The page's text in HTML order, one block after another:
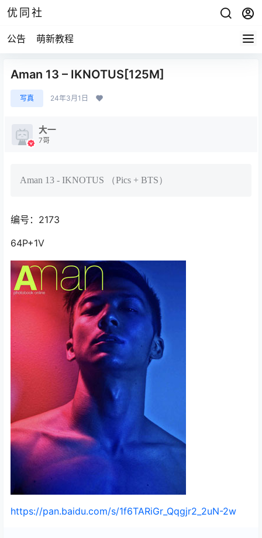
优同社
公告 萌新教程
Aman 13 – IKNOTUS[125M]
写真 24年3月1日
大一
7哥
Aman 13 - IKNOTUS （Pics + BTS）
编号：2173
64P+1V
https://pan.baidu.com/s/1f6TARiGr_Qqgjr2_2uN-2w